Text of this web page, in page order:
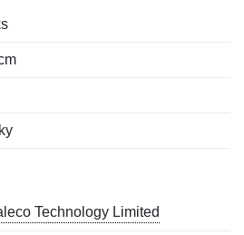
Technology Limited